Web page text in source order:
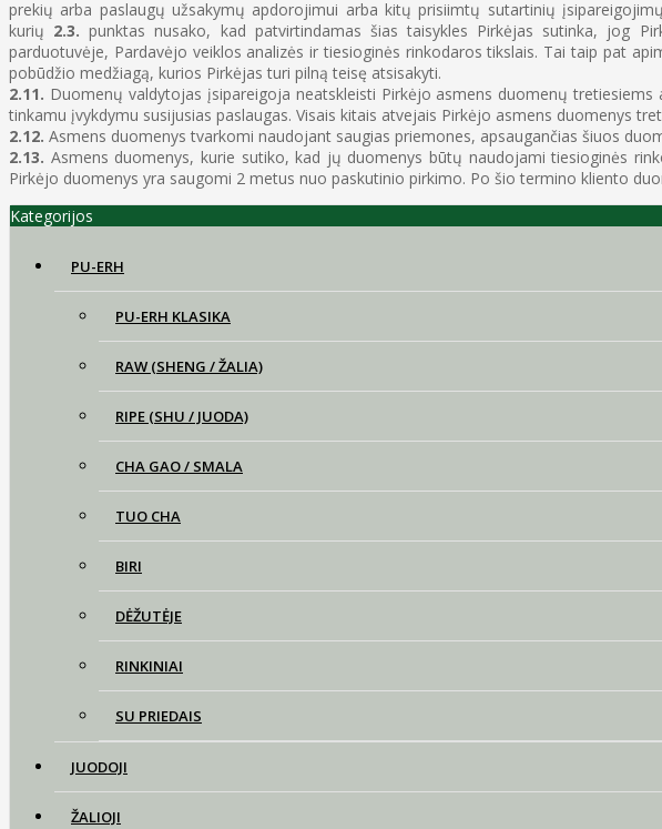
prekių arba paslaugų užsakymų apdorojimui arba kitų prisiimtų sutartinių
kurių 2.3. punktas nusako, kad patvirtindamas šias taisykles Pirkėjas sutinka, jog
parduotuvėje, Pardavėjo veiklos analizės ir tiesioginės rinkodaros tikslais. Tai taip pat
pobūdžio medžiagą, kurios Pirkėjas turi pilną teisę atsisakyti.
2.11. Duomenų valdytojas įsipareigoja neatskleisti Pirkėjo asmens duomenų
tinkamu įvykdymu susijusias paslaugas. Visais kitais atvejais Pirkėjo asmens duomenys
2.12. Asmens duomenys tvarkomi naudojant saugias priemones, apsaugančias šiuos
2.13. Asmens duomenys, kurie sutiko, kad jų duomenys būtų naudojami tiesioginės
Pirkėjo duomenys yra saugomi 2 metus nuo paskutinio pirkimo. Po šio termino kliento
Kategorijos
PU-ERH
PU-ERH KLASIKA
RAW (SHENG / ŽALIA)
RIPE (SHU / JUODA)
CHA GAO / SMALA
TUO CHA
BIRI
DĖŽUTĖJE
RINKINIAI
SU PRIEDAIS
JUODOJI
ŽALIOJI